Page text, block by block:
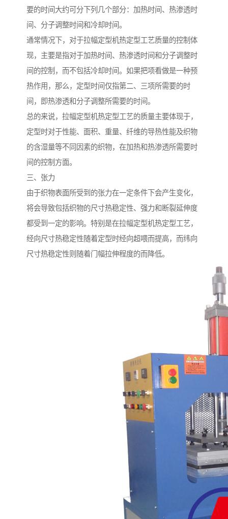
要的时间大约可分下列几个部分：加热时间、热渗透时
间、分子调整时间和冷却时间。
通常情况下，对于拉幅定型机热定型工艺质量的控制体
现，主要是指对于加热时间、热渗透时间和分子调整时
间的控制，而不包括冷却时间。如果把项看做是一种预
热作用，那么，定型时间仅指第二、三项所需要的时
间，即热渗透和分子调整所需要的时间。
总的来说，拉幅定型机热定型工艺的质量主要体现于，
定型时对于性能、面积、重量、纤维的导热性能及织物
的含湿量等不同因素的织物，在加热和热渗透所需要时
间的控制方面。
三、张力
由于织物表面所受到的张力在一定条件下会产生变化，
将会导致包括织物的尺寸热稳定性、强力和断裂延伸度
都受到一定的影响。特别是在拉幅定型机热定型工艺，
经向尺寸热稳定性随着定型时经向超喂而提高，而纬向
尺寸热稳定性则随着门幅拉伸程度的而降低。